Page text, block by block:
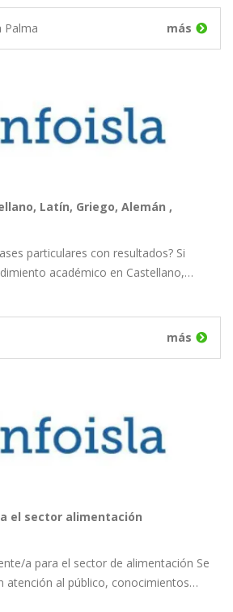
Palma más
Latín, Griego, Alemán ,
particulares con resultados? Si
académico en Castellano,…
más
el sector alimentación
a para el sector de alimentación Se
atención al público, conocimientos…